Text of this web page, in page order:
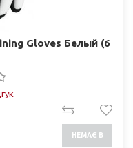
Gloves Белый (6
НЕМАЄ В